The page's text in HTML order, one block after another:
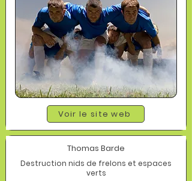
Voir le site web
Thomas Barde
Destruction nids de frelons et espaces
verts